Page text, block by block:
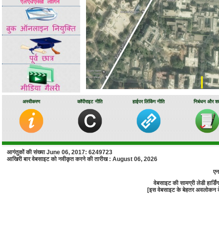
.
अस्वीकरण कॉपीराइट नीति हाईपर लिंकिंग नीति निबंधन और
आगंतुकों की संख्या June 06, 2017: 6249723
आखिरी बार वेबसाइट को नवीकृत करने की तारीख : August 06, 2026
वेबसाइट की सामग्री लेडी
[इस वेबसाइट के बेहतर अवलोकन